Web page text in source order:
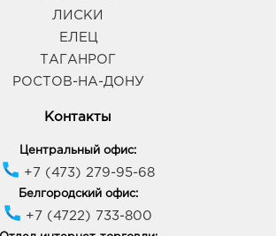
ЛИСКИ
ЕЛЕЦ
ТАГАНРОГ
РОСТОВ-НА-ДОНУ
Контакты
Центральный офис:
+7 (473) 279-95-68
Белгородский офис:
+7 (4722) 733-800